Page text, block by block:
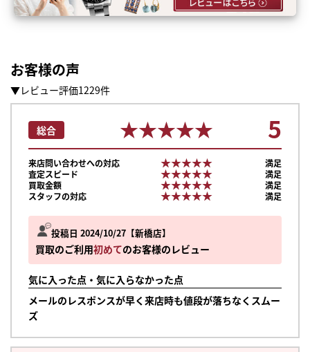
お客様の声
▼レビュー評価1229件
投稿日 2024/10/27 新橋店
買取のご利用初めてのお客様のレビュー
気に入った点・気に入らなかった点
メールのレスポンスが早く来店時も値段が落ちなくスムー
ズ
総合 ★★★★★
★★★★★ 5
来店問い合わせへの対応 ★★★★★
★★★★★
満足
査定スピード
★★★★★
★★★★★
満足
買取金額
★★★★★
★★★★★
満足
スタッフの対応
★★★★★
★★★★★ 満足